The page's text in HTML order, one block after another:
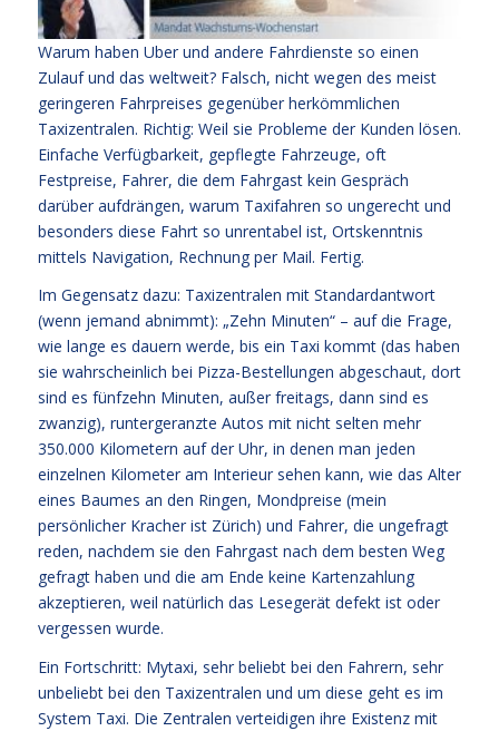
Warum haben Uber und andere Fahrdienste so einen
Zulauf und das weltweit? Falsch, nicht wegen des meist
geringeren Fahrpreises gegenüber herkömmlichen
Taxizentralen. Richtig: Weil sie Probleme der Kunden lösen.
Einfache Verfügbarkeit, gepflegte Fahrzeuge, oft
Festpreise, Fahrer, die dem Fahrgast kein Gespräch
darüber aufdrängen, warum Taxifahren so ungerecht und
besonders diese Fahrt so unrentabel ist, Ortskenntnis
mittels Navigation, Rechnung per Mail. Fertig.
Im Gegensatz dazu: Taxizentralen mit Standardantwort
(wenn jemand abnimmt): „Zehn Minuten“ – auf die Frage,
wie lange es dauern werde, bis ein Taxi kommt (das haben
sie wahrscheinlich bei Pizza-Bestellungen abgeschaut, dort
sind es fünfzehn Minuten, außer freitags, dann sind es
zwanzig), runtergeranzte Autos mit nicht selten mehr
350.000 Kilometern auf der Uhr, in denen man jeden
einzelnen Kilometer am Interieur sehen kann, wie das Alter
eines Baumes an den Ringen, Mondpreise (mein
persönlicher Kracher ist Zürich) und Fahrer, die ungefragt
reden, nachdem sie den Fahrgast nach dem besten Weg
gefragt haben und die am Ende keine Kartenzahlung
akzeptieren, weil natürlich das Lesegerät defekt ist oder
vergessen wurde.
Ein Fortschritt: Mytaxi, sehr beliebt bei den Fahrern, sehr
unbeliebt bei den Taxizentralen und um diese geht es im
System Taxi. Die Zentralen verteidigen ihre Existenz mit